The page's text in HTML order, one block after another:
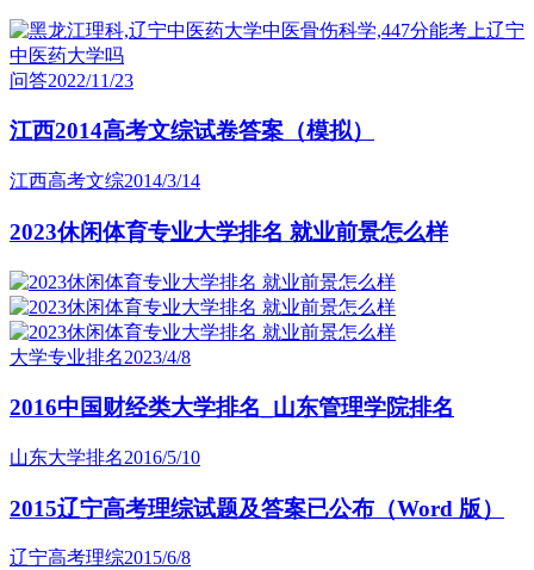
问答2022/11/23
江西2014高考文综试卷答案（模拟）
江西高考文综2014/3/14
2023休闲体育专业大学排名 就业前景怎么样
大学专业排名2023/4/8
2016中国财经类大学排名_山东管理学院排名
山东大学排名2016/5/10
2015辽宁高考理综试题及答案已公布（Word 版）
辽宁高考理综2015/6/8